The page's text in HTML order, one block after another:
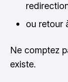
ou retour
Ne comptez
existe.